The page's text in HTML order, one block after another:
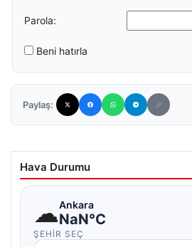
Parola:
Beni hatırla
Paylaş:
Hava Durumu
☁Ankara
NaN°C
ŞEHIR SEÇ